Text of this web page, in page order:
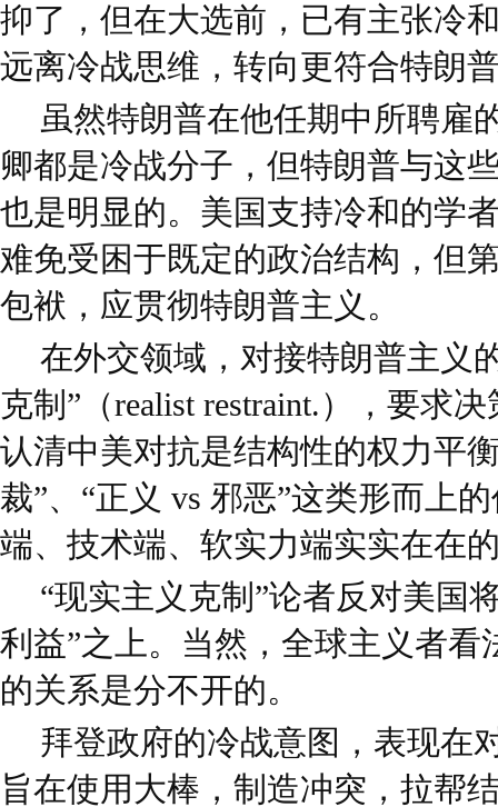
抑了，但在大选前，已有主张冷
远离冷战思维，转向更符合特朗
虽然特朗普在他任期中所聘雇
卿都是冷战分子，但特朗普与这
也是明显的。美国支持冷和的学
难免受困于既定的政治结构，但
包袱，应贯彻特朗普主义。
在外交领域，对接特朗普主义
克制”（realist restraint.），要求
认清中美对抗是结构性的权力平
裁”、“正义 vs 邪恶”这类形而上
端、技术端、软实力端实实在在
“现实主义克制”论者反对美国
利益”之上。当然，全球主义者看
的关系是分不开的。
拜登政府的冷战意图，表现在
旨在使用大棒，制造冲突，拉帮